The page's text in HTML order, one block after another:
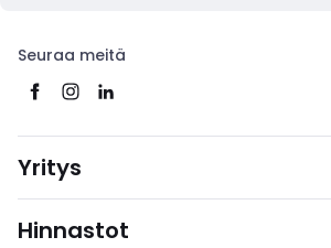
Seuraa meitä
Yritys
Hinnastot